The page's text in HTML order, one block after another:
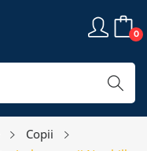
0
Copii